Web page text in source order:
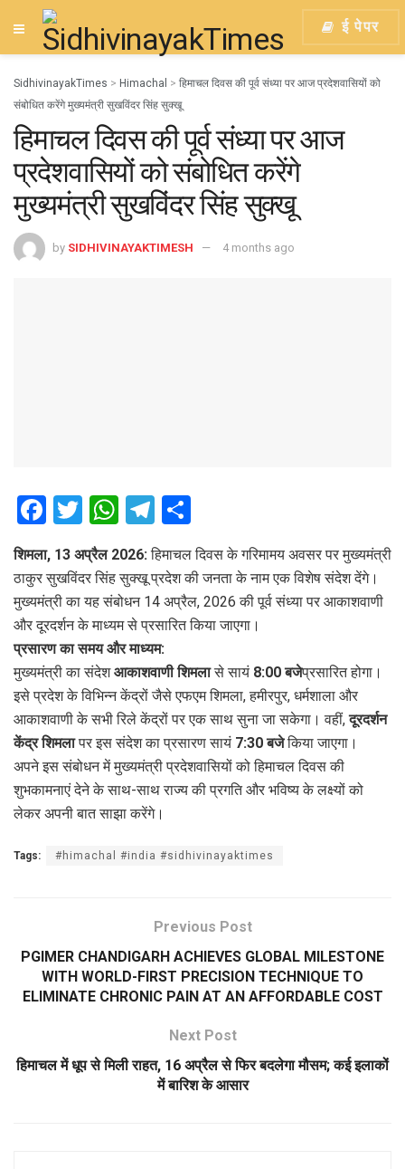
ई पेपर
SidhivinayakTimes > Himachal > हिमाचल दिवस की पूर्व संध्या पर आज प्रदेशवासियों को
संबोधित करेंगे मुख्यमंत्री सुखविंदर सिंह सुक्खू
हिमाचल दिवस की पूर्व संध्या पर आज
प्रदेशवासियों को संबोधित करेंगे
मुख्यमंत्री सुखविंदर सिंह सुक्खू
by SIDHIVINAYAKTIMESH 4 months ago
F
ce
b
o
o
k
T
wi
tt
er
W
at
s
A
p
p
T
el
e
gr
a
m
h
ar
e
शिमला, 13 अप्रैल 2026: हिमाचल दिवस के गरिमामय अवसर पर मुख्यमंत्री
ठाकुर सुखविंदर सिंह सुक्खू प्रदेश की जनता के नाम एक विशेष संदेश देंगे।
मुख्यमंत्री का यह संबोधन 14 अप्रैल, 2026 की पूर्व संध्या पर आकाशवाणी
और दूरदर्शन के माध्यम से प्रसारित किया जाएगा।
प्रसारण का समय और माध्यम:
मुख्यमंत्री का संदेशआकाशवाणी शिमलासे सायं 8:00 बजेप्रसारित होगा।
इसे प्रदेश के विभिन्न केंद्रों जैसे एफएम शिमला, हमीरपुर, धर्मशाला और
आकाशवाणी के सभी रिले केंद्रों पर एक साथ सुना जा सकेगा। वहीं,दूरदर्शन
केंद्र शिमलापर इस संदेश का प्रसारण सायं 7:30 बजेकिया जाएगा।
अपने इस संबोधन में मुख्यमंत्री प्रदेशवासियों को हिमाचल दिवस की
शुभकामनाएं देने के साथ-साथ राज्य की प्रगति और भविष्य के लक्ष्यों को
लेकर अपनी बात साझा करेंगे।
Tags: #himachal #india #sidhivinayaktimes
Previous Post
PGIMER CHANDIGARH ACHIEVES GLOBAL MILESTONE
WITH WORLD-FIRST PRECISION TECHNIQUE TO
ELIMINATE CHRONIC PAIN AT AN AFFORDABLE COST
Next Post
हिमाचल में धूप से मिली राहत, 16 अप्रैल से फिर बदलेगा मौसम; कई इलाकों
में बारिश के आसार